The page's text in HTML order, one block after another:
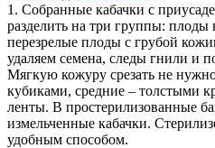
1. Собранные кабачки с
разделить на три группы: плоды
перезрелые плоды с грубой
удаляем семена, следы гнили и
Мягкую кожуру срезать не
кубиками, средние – толстыми
ленты. В простерилизованные
измельченные кабачки.
удобным способом.